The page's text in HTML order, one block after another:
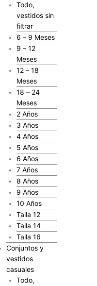
Todo,
vestidos sin
filtrar
6 – 9 Meses
9 – 12
Meses
12 – 18
Meses
18 – 24
Meses
2 Años
3 Años
4 Años
5 Años
6 Años
7 Años
8 Años
9 Años
10 Años
Talla 12
Talla 14
Talla 16
Conjuntos y
vestidos
casuales
Todo,